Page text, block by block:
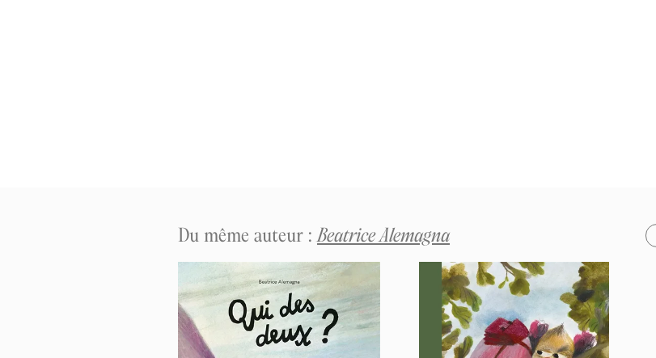
Du même auteur : Beatrice Alemagna